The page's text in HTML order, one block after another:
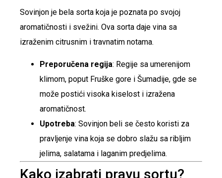
Sovinjon je bela sorta koja je poznata po svojoj
aromatičnosti i svežini. Ova sorta daje vina sa
izraženim citrusnim i travnatim notama.
Preporučena regija: Regije sa umerenijom
klimom, poput Fruške gore i Šumadije, gde se
može postići visoka kiselost i izražena
aromatičnost.
Upotreba: Sovinjon beli se često koristi za
pravljenje vina koja se dobro slažu sa ribljim
jelima, salatama i laganim predjelima.
Kako izabrati pravu sortu?